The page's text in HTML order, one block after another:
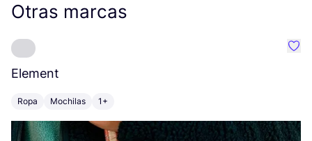
Otras marcas
Element
Ropa Mochilas 1+